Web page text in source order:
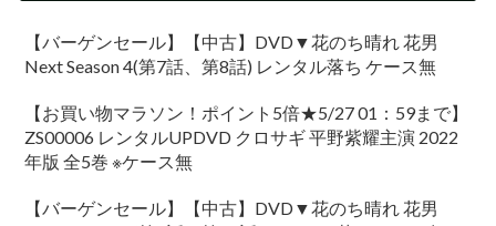
【バーゲンセール】【中古】DVD▼花のち晴れ 花男
Next Season 4(第7話、第8話) レンタル落ち ケース無
【お買い物マラソン！ポイント5倍★5/27 01：59まで】
ZS00006 レンタルUPDVD クロサギ 平野紫耀主演 2022
年版 全5巻 ※ケース無
【バーゲンセール】【中古】DVD▼花のち晴れ 花男